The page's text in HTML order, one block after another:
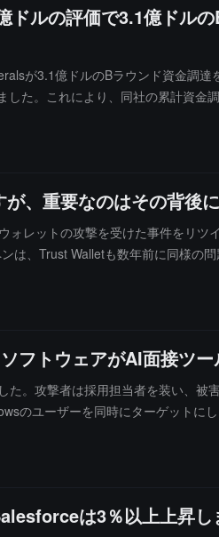
ルの評価で3.1億ドル
が3.1億ドルのBラウンド資金調
た。これにより、同社の累計資
目標年産精製銅5万トン）とテキ
、重要なのはその背後
レットの攻撃を受けた事件をリ
、Trust Walletも数年前に同様の
模は約1,367.05 BTCに拡大してお
トウェアがAI面接ツー
。攻撃者は採用担当者を装い、
のユーザーを同時にターゲットに
ンを実行しないようにし、異常
は3％以上上昇し